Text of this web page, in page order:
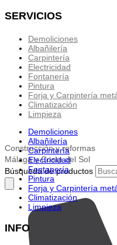
Construcción y reformas
Málaga y Costa del Sol
Búsqueda de productos
SERVICIOS
Demoliciones
Albañilería
Carpintería
Electricidad
Fontanería
Pintura
Forja y Carpintería
Climatización
Limpieza
Demoliciones
Albañilería
Carpintería
Electricidad
Fontanería
Pintura
Forja y Carpintería
Climatización
Limpieza
INFO